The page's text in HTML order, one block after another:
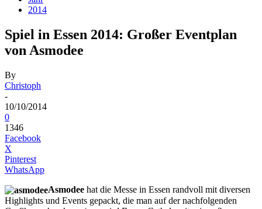
2014
Spiel in Essen 2014: Großer Eventplan
von Asmodee
By
Christoph
-
10/10/2014
0
1346
Facebook
X
Pinterest
WhatsApp
Asmodee hat die Messe in Essen randvoll mit diversen
Highlights und Events gepackt, die man auf der nachfolgenden